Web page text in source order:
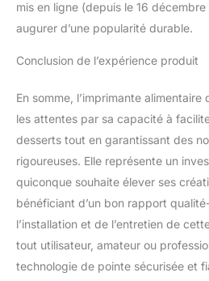
mis en ligne (depuis le 16
augurer d’une popularité durable.
Conclusion de l’expérience produit
En somme, l’imprimante
les attentes par sa capacité à
desserts tout en garantissant des
rigoureuses. Elle représente un
quiconque souhaite élever ses
bénéficiant d’un bon rapport
l’installation et de l’entretien de
tout utilisateur, amateur ou
technologie de pointe sécurisée et